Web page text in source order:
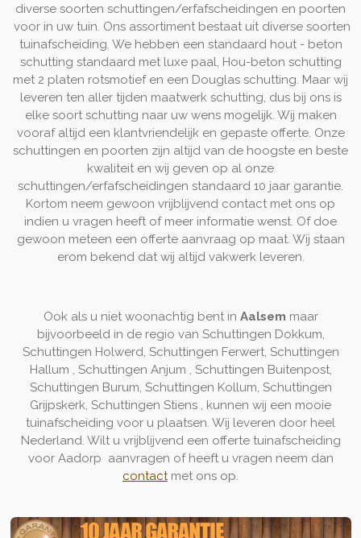
diverse soorten schuttingen/erfafscheidingen en poorten
voor in uw tuin. Ons assortiment bestaat uit diverse soorten
tuinafscheiding. We hebben een standaard hout - beton
schutting standaard met luxe paal, Hou-beton schutting
met 2 platen rotsmotief en een Douglas schutting. Maar wij
leveren ten aller tijden maatwerk schutting, dus bij ons is
elke soort schutting naar uw wens mogelijk. Wij maken
vooraf altijd een klantvriendelijk en gepaste offerte. Onze
schuttingen en poorten zijn altijd van de hoogste en beste
kwaliteit en wij geven op al onze
schuttingen/erfafscheidingen standaard 10 jaar garantie.
Kortom neem gewoon vrijblijvend contact met ons op
indien u vragen heeft of meer informatie wenst. Of doe
gewoon meteen een offerte aanvraag op maat. Wij staan
erom bekend dat wij altijd vakwerk leveren.
Ook als u niet woonachtig bent in Aalsem maar
bijvoorbeeld in de regio van Schuttingen Dokkum,
Schuttingen Holwerd, Schuttingen Ferwert, Schuttingen
Hallum , Schuttingen Anjum , Schuttingen Buitenpost,
Schuttingen Burum, Schuttingen Kollum, Schuttingen
Grijpskerk, Schuttingen Stiens , kunnen wij een mooie
tuinafscheiding voor u plaatsen. Wij leveren door heel
Nederland. Wilt u vrijblijvend een offerte tuinafscheiding
voor Aadorp aanvragen of heeft u vragen neem dan
contact met ons op.